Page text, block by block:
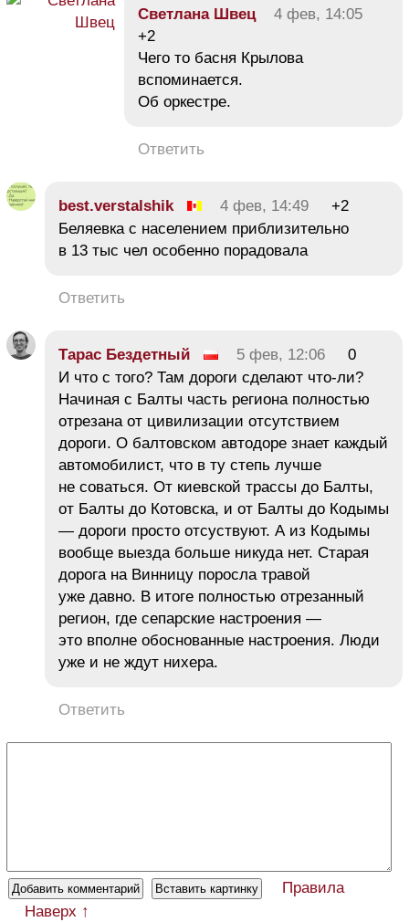
Светлана Швец
4 фев, 14:05
+2
Чего то басня Крылова
вспоминается.
Об оркестре.
Ответить
best.verstalshik 4 фев, 14:49
+2
Беляевка с населением приблизительно
в 13 тыс чел особенно порадовала
Ответить
Тарас Бездетный 5 фев, 12:06
0
И что с того? Там дороги сделают что-ли?
Начиная с Балты часть региона полностью
отрезана от цивилизации отсутствием
дороги. О балтовском автодоре знает каждый
автомобилист, что в ту степь лучше
не соваться. От киевской трассы до Балты,
от Балты до Котовска, и от Балты до Кодымы
— дороги просто отсуствуют. А из Кодымы
вообще выезда больше никуда нет. Старая
дорога на Винницу поросла травой
уже давно. В итоге полностью отрезанный
регион, где сепарские настроения —
это вполне обоснованные настроения. Люди
уже и не ждут нихера.
Ответить
Правила
Наверх ↑